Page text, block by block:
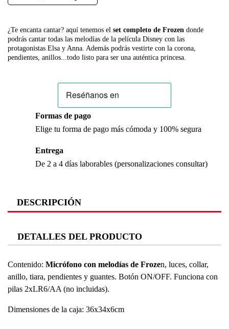
¿Te encanta cantar? aquí tenemos el set completo de Frozen donde
podrás cantar todas las melodías de la película Disney con las
protagonistas Elsa y Anna. Además podrás vestirte con la corona,
pendientes, anillos...todo listo para ser una auténtica princesa.
Formas de pago
Elige tu forma de pago más cómoda y 100% segura
Entrega
De 2 a 4 días laborables (personalizaciones consultar)
DESCRIPCIÓN
DETALLES DEL PRODUCTO
Contenido: Micrófono con melodías de Frozen, luces, collar,
anillo, tiara, pendientes y guantes. Botón ON/OFF. Funciona con
pilas 2xLR6/AA (no incluidas).
Dimensiones de la caja: 36x34x6cm